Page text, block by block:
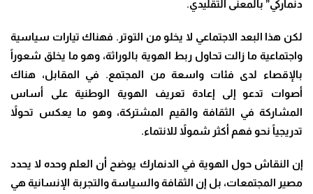
دنماركي” بالمعنى التقليدي.
لكن هذا البعد الاجتماعي لا يخلو من التوتر. فهناك تيارات سياسية
واجتماعية ما زالت تحاول ربط الهوية بالوراثة، وهو ما يخلق شعوراً
بالإقصاء لدى فئات واسعة من المجتمع. في المقابل، هناك
أصوات تدعو إلى إعادة تعريف الهوية الوطنية على أساس
المشاركة في الثقافة والقيم المشتركة، وهو ما يعكس تحولاً
تدريجياً نحو فهم أكثر شمولاً للانتماء.
إن النقاش حول الهوية في الدنمارك يوضح أن العلم وحده لا يحدد
مصير المجتمعات، بل إن الثقافة والسياسة والتجربة الإنسانية هي